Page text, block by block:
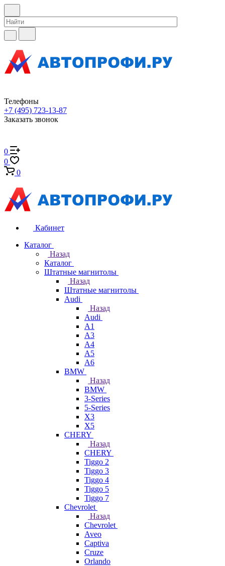
Телефоны
+7 (495) 723-13-87
Заказать звонок
0
0
0
Кабинет
Каталог
Назад
Каталог
Штатные магнитолы
Назад
Штатные магнитолы
Audi
Назад
Audi
A1
A3
A4
A5
A6
BMW
Назад
BMW
3-Series
5-Series
X3
X5
CHERY
Назад
CHERY
Tiggo 2
Tiggo 3
Tiggo 4
Tiggo 5
Tiggo 7
Chevrolet
Назад
Chevrolet
Aveo
Captiva
Cruze
Orlando